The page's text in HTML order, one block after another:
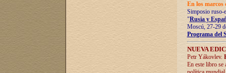
En los marcos
Simposio ruso-
"Rusia y
Moscú, 27-29
Programa del
NUEVA
Petr Yákovlev.
En este libro se